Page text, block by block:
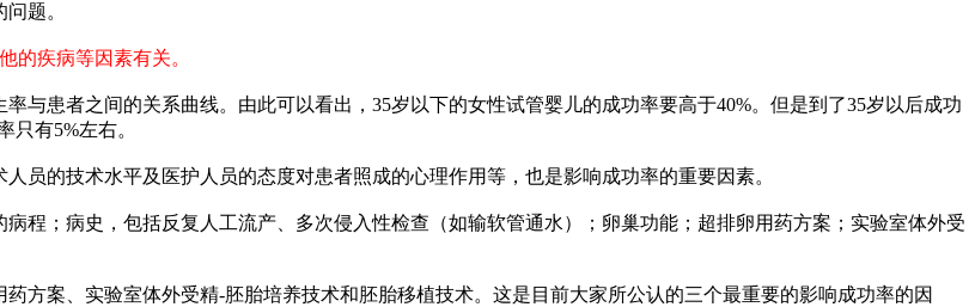
题。
的疾病等因素有关。
与患者之间的关系曲线。由此可以看出，35岁以下的女性试管婴儿的成功率要高于40%。但是到了35岁以后成功
只有5%左右。
员的技术水平及医护人员的态度对患者照成的心理作用等，也是影响成功率的重要因素。
程；病史，包括反复人工流产、多次侵入性检查（如输软管通水）；卵巢功能；超排卵用药方案；实验室体外受
方案、实验室体外受精-胚胎培养技术和胚胎移植技术。这是目前大家所公认的三个最重要的影响成功率的因